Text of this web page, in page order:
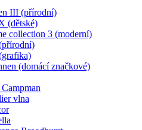
III (přírodní)
(dětské)
collection 3 (moderní)
(domácí značkové)
vlna